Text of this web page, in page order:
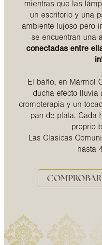
mientras que las
un escritorio y una
ambiente lujoso pero
se encuentran una
conectadas entre
El baño, en Mármol
ducha efecto lluvia
cromoterapia y un
pan de plata. Cada
proprio
Las Clasicas
hasta